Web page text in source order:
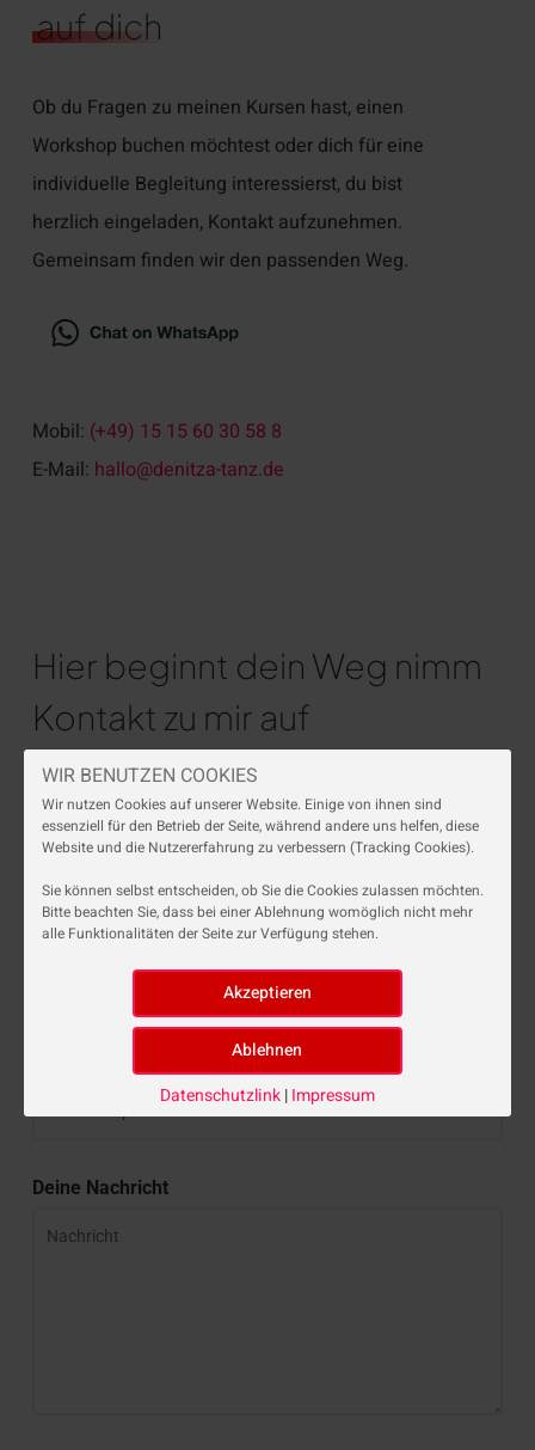
auf dich
Ob du Fragen zu meinen Kursen hast, einen
Workshop buchen möchtest oder dich für eine
individuelle Begleitung interessierst, du bist
herzlich eingeladen, Kontakt aufzunehmen.
Gemeinsam finden wir den passenden Weg.
Mobil: (+49) 15 15 60 30 58 8
E-Mail: hallo@denitza-tanz.de
Hier beginnt dein Weg nimm
Kontakt zu mir auf
Dein Name *
Deine E-Mail *
Deine Nachricht
WIR BENUTZEN COOKIES
Wir nutzen Cookies auf unserer Website. Einige von ihnen sind
essenziell für den Betrieb der Seite, während andere uns helfen, diese
Website und die Nutzererfahrung zu verbessern (Tracking Cookies).
Sie können selbst entscheiden, ob Sie die Cookies zulassen möchten.
Bitte beachten Sie, dass bei einer Ablehnung womöglich nicht mehr
alle Funktionalitäten der Seite zur Verfügung stehen.
Datenschutzlink|Impressum